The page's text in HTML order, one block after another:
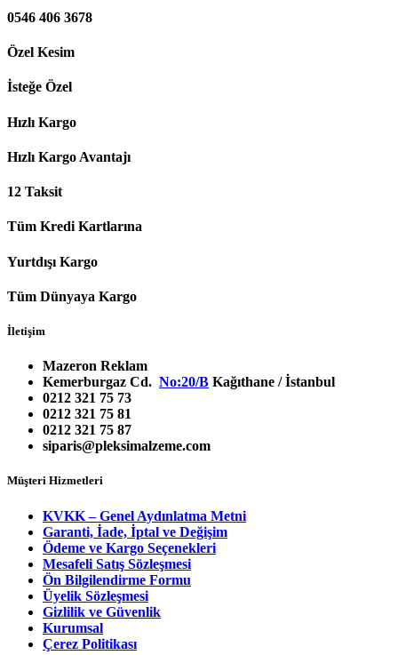
0546 406 3678
Özel Kesim
İsteğe Özel
Hızlı Kargo
Hızlı Kargo Avantajı
12 Taksit
Tüm Kredi Kartlarına
Yurtdışı Kargo
Tüm Dünyaya Kargo
İletişim
Mazeron Reklam
Kemerburgaz Cd. No:20/B Kağıthane / İstanbul
0212 321 75 73
0212 321 75 81
0212 321 75 87
siparis@pleksimalzeme.com
Müşteri Hizmetleri
KVKK – Genel Aydınlatma Metni
Garanti, İade, İptal ve Değişim
Ödeme ve Kargo Seçenekleri
Mesafeli Satış Sözleşmesi
Ön Bilgilendirme Formu
Üyelik Sözleşmesi
Gizlilik ve Güvenlik
Kurumsal
Çerez Politikası